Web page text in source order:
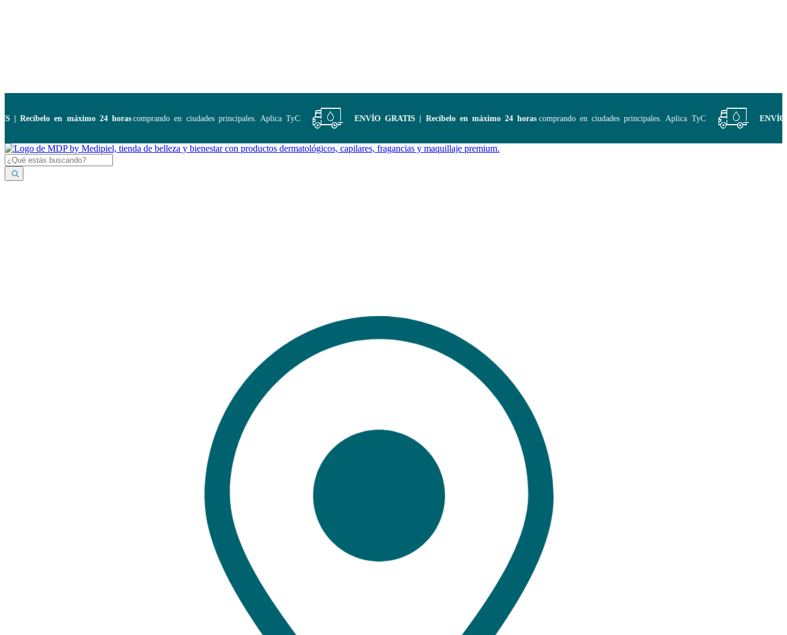
Recíbelo en máximo 24 horascomprando en ciudades principales. Aplica TyC ENVÍO GRATIS | Recíbelo en máximo 24 horascomprando en ciudades principales. Aplica TyC ENVÍO